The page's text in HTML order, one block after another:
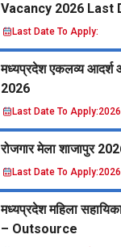
Vacancy 2026 Last
Last Date To Apply:
मध्‍यप्रदेश एकलव्‍य आदर्श
2026
Last Date To Apply:
रोजगार मेला शाजापुर
Last Date To Apply:
मध्‍यप्रदेश महिला
– Outsource